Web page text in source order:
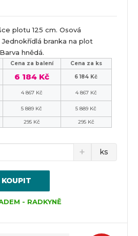
plotu 125 cm. Osová
branka na plot
hnědá.
Cena za balení
Cena za ks
6 184 Kč
6 184 Kč
4 867 Kč
4 867 Kč
5 889 Kč
5 889 Kč
295 Kč 295 Kč
ks
KOUPIT
- RADKYNĚ